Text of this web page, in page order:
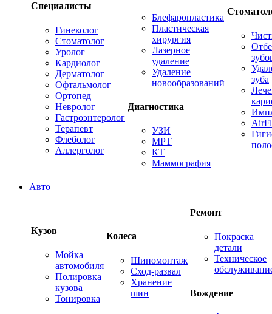
Специалисты
Гинеколог
Стоматолог
Уролог
Кардиолог
Дерматолог
Офтальмолог
Ортопед
Невролог
Гастроэнтеролог
Терапевт
Флеболог
Аллерголог
Блефаропластика
Пластическая
хирургия
Лазерное
удаление
Удаление
новообразований
Диагностика
УЗИ
МРТ
КТ
Маммография
зуба
Авто
Кузов
Мойка
автомобиля
Полировка
кузова
Тонировка
Колеса
Шиномонтаж
Сход-развал
Хранение
шин
Ремонт
Покраска
детали
Техническое
Вождение